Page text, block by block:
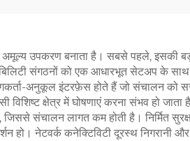
अमूल्य उपकरण बनाता है। सबसे पहले, इसकी
संगठनों को एक आधारभूत सेटअप के
अनुकूल इंटरफ़ेस होते हैं जो संचालन को
क्षेत्र में घोषणाएं करना संभव हो जाता
संचालन लागत कम होती है। निर्मित
हो। नेटवर्क कनेक्टिविटी दूरस्थ